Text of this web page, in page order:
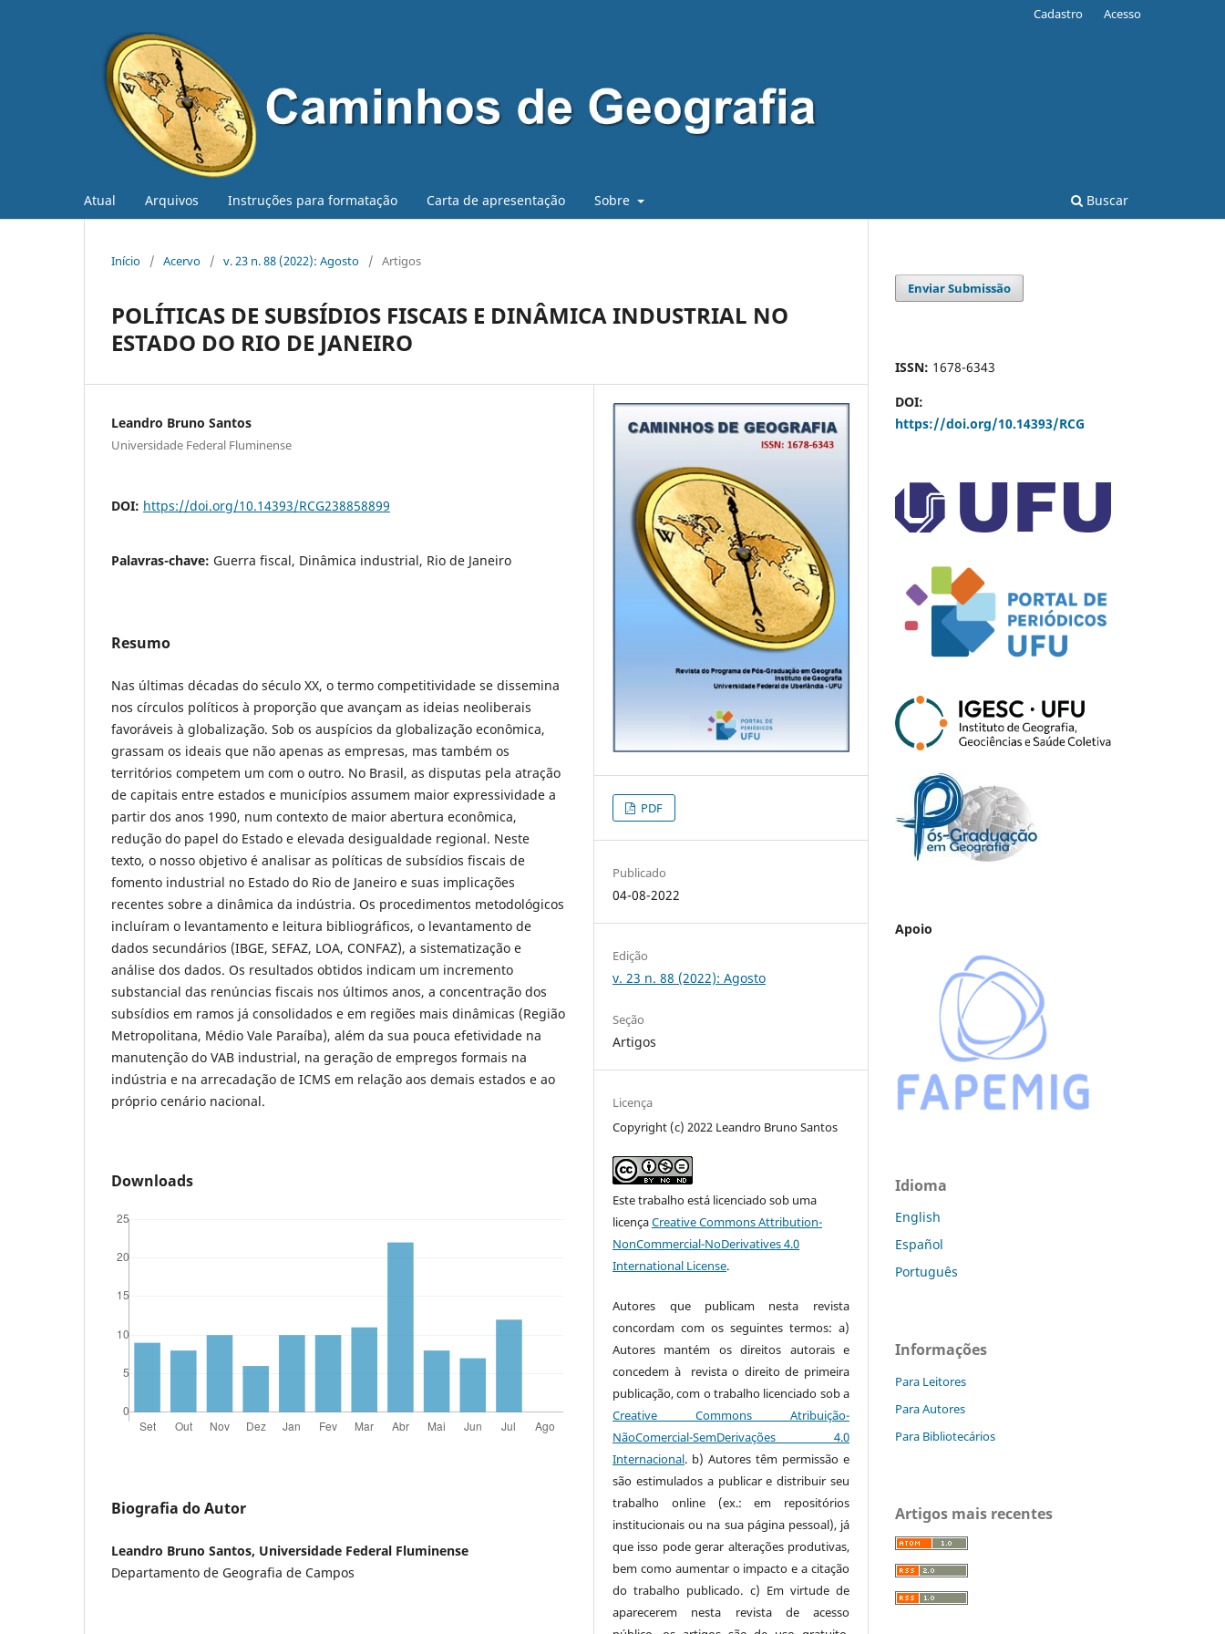
Atual Arquivos Instruções para formatação Carta de apresentação Sobre Buscar
Cadastro Acesso
Início / Acervo / v. 23 n. 88 (2022): Agosto / Artigos
POLÍTICAS DE SUBSÍDIOS FISCAIS E DINÂMICA INDUSTRIAL NO
ESTADO DO RIO DE JANEIRO
Leandro Bruno Santos
Universidade Federal Fluminense
DOI: https://doi.org/10.14393/RCG238858899
Palavras-chave: Guerra fiscal, Dinâmica industrial, Rio de Janeiro
Resumo
Nas últimas décadas do século XX, o termo competitividade se dissemina
nos círculos políticos à proporção que avançam as ideias neoliberais
favoráveis à globalização. Sob os auspícios da globalização econômica,
grassam os ideais que não apenas as empresas, mas também os
territórios competem um com o outro. No Brasil, as disputas pela atração
de capitais entre estados e municípios assumem maior expressividade a
partir dos anos 1990, num contexto de maior abertura econômica,
redução do papel do Estado e elevada desigualdade regional. Neste
texto, o nosso objetivo é analisar as políticas de subsídios fiscais de
fomento industrial no Estado do Rio de Janeiro e suas implicações
recentes sobre a dinâmica da indústria. Os procedimentos metodológicos
incluíram o levantamento e leitura bibliográficos, o levantamento de
dados secundários (IBGE, SEFAZ, LOA, CONFAZ), a sistematização e
análise dos dados. Os resultados obtidos indicam um incremento
substancial das renúncias fiscais nos últimos anos, a concentração dos
subsídios em ramos já consolidados e em regiões mais dinâmicas (Região
Metropolitana, Médio Vale Paraíba), além da sua pouca efetividade na
manutenção do VAB industrial, na geração de empregos formais na
indústria e na arrecadação de ICMS em relação aos demais estados e ao
próprio cenário nacional.
Downloads
Biografia do Autor
Leandro Bruno Santos, Universidade Federal Fluminense
Departamento de Geografia de Campos
PDF
Publicado
04-08-2022
Edição
v. 23 n. 88 (2022): Agosto
Seção
Artigos
Licença
Copyright (c) 2022 Leandro Bruno Santos
Este trabalho está licenciado sob uma
licençaCreative Commons Attribution-
NonCommercial-NoDerivatives 4.0
International License.
Autores que publicam nesta revista
concordam com os seguintes termos: a)
Autores mantém os direitos autorais e
concedem à revista o direito de primeira
publicação, com o trabalho licenciado sob a
Creative Commons Atribuição-
NãoComercial-SemDerivações 4.0
Internacional. b) Autores têm permissão e
são estimulados a publicar e distribuir seu
trabalho online (ex.: em repositórios
institucionais ou na sua página pessoal), já
que isso pode gerar alterações produtivas,
bem como aumentar o impacto e a citação
do trabalho publicado. c) Em virtude de
aparecerem nesta revista de acesso
Enviar Submissão
ISSN: 1678-6343
DOI:
https://doi.org/10.14393/RCG
Apoio
Idioma
English
Español
Português
Informações
Para Leitores
Para Autores
Para Bibliotecários
Artigos mais recentes